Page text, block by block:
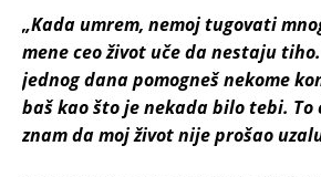
„Kada umrem, nemoj tugovati
mene ceo život uče da nestaju
jednog dana pomogneš nekome
baš kao što je nekada bilo tebi.
znam da moj život nije prošao